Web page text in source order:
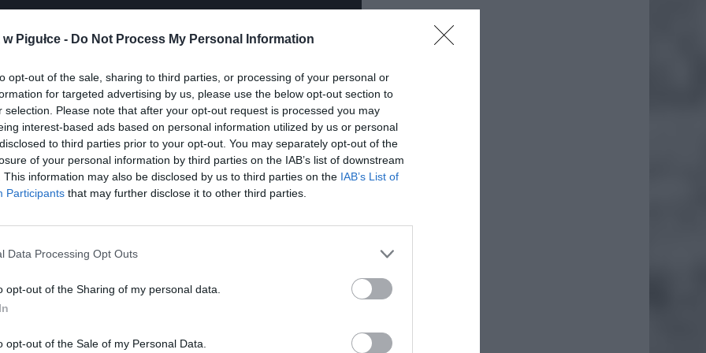
Pigułce - Do Not Process My Personal Information
opt-out of the sale, sharing to third parties, or processing of your personal or
for targeted advertising by us, please use the below opt-out section to
selection. Please note that after your opt-out request is processed you may
interest-based ads based on personal information utilized by us or personal
to third parties prior to your opt-out. You may separately opt-out of the
of your personal information by third parties on the IAB’s list of downstream
This information may also be disclosed by us to third parties on the IAB’s List of
Participants that may further disclose it to other third parties.
Data Processing Opt Outs
opt-out of the Sharing of my personal data.
opt-out of the Sale of my Personal Data.
Play
nas do preferowanych źródeł w Google Dodaj